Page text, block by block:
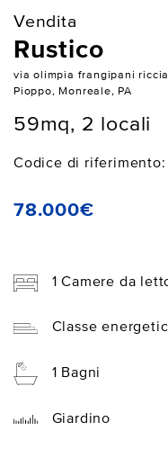
Vendita
Rustico
via olimpia frangipani
Pioppo, Monreale, PA
59mq, 2 locali
Codice di riferimento:
78.000€
1 Camere da
Classe
1 Bagni
Giardino